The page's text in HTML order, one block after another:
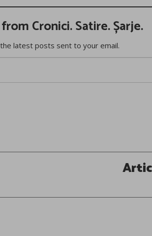
Cronici. Satire. Șarje.
latest posts sent to your email.